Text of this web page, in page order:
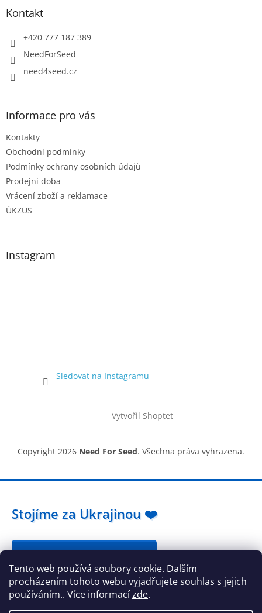
Tento web používá soubory cookie. Dalším
procházením tohoto webu vyjadřujete souhlas s jejich
používáním.. Více informacízde.
Kontakt
+420 777 187 389
NeedForSeed
need4seed.cz
Informace pro vás
Kontakty
Obchodní podmínky
Podmínky ochrany osobních údajů
Prodejní doba
Vrácení zboží a reklamace
ÚKZUS
Instagram
Sledovat na Instagramu
Vytvořil Shoptet
Copyright 2026 Need For Seed. Všechna práva vyhrazena.
Stojíme za Ukrajinou ❤️